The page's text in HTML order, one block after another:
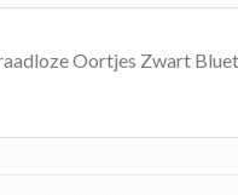
Oortjes Zwart